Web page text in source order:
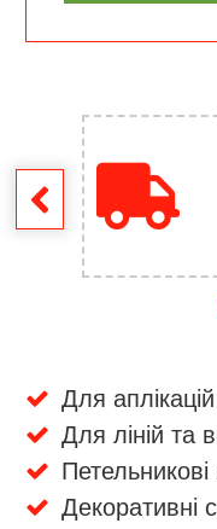
Для аплікацій
Для ліній та
Декоративні